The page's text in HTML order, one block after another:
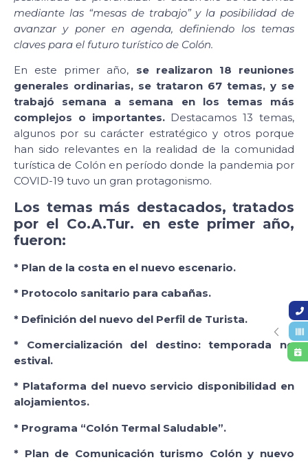
mediante las “mesas de trabajo” y la posibilidad de
avanzar y poner en agenda, definiendo los temas
claves para el futuro turístico de Colón.
En este primer año, se realizaron 18 reuniones
generales ordinarias, se trataron 67 temas, y se
trabajó semana a semana en los temas más
complejos o importantes.Destacamos 13 temas,
algunos por su carácter estratégico y otros porque
han sido relevantes en la realidad de la comunidad
turística de Colón en período donde la pandemia por
COVID-19 tuvo un gran protagonismo.
Los temas más destacados, tratados
por el Co.A.Tur. en este primer año,
fueron:
* Plan de la costa en el nuevo escenario.
* Protocolo sanitario para cabañas.
* Definición del nuevo del Perfil de Turista.
* Comercialización del destino: temporada no
estival.
* Plataforma del nuevo servicio disponibilidad en
alojamientos.
* Programa “Colón Termal Saludable”.
* Plan de Comunicación turismo Colón y nuevo